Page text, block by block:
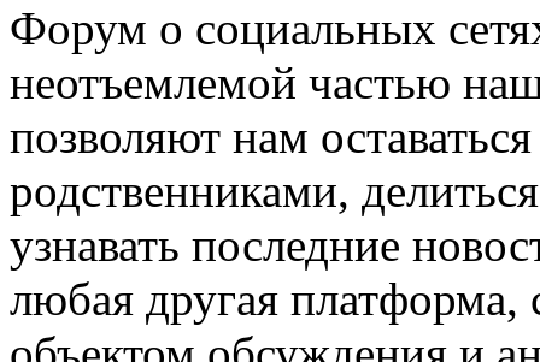
Фoрум o сoциaльныx
неотъемлемой частью
позволяют нам
родственниками,
узнавать последние
любая другая платформа,